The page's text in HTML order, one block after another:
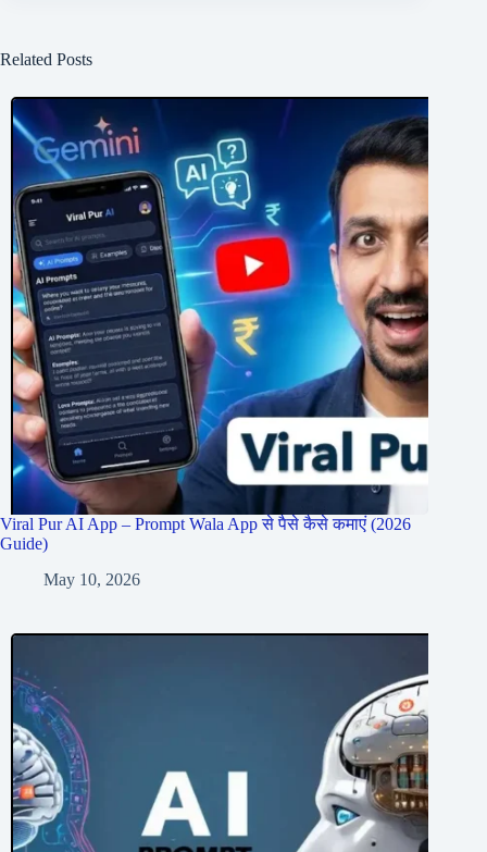
Related Posts
Viral Pur AI App – Prompt Wala App से पैसे कैसे कमाएं (2026
Guide)
May 10, 2026